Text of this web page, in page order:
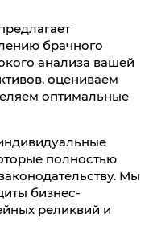
брачного
анализа вашей
оцениваем
оптимальные
полностью
Мы
бизнес-
реликвий и